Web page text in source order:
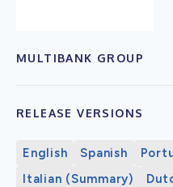
MULTIBANK GROUP
RELEASE VERSIONS
English Spanish
Italian (Summary)